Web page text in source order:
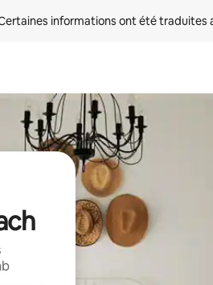
informations ont été